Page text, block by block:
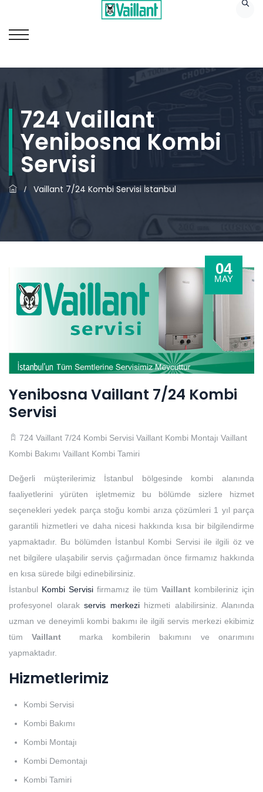
724 Vaillant
Yenibosna Kombi
Servisi
/ Vaillant 7/24 Kombi Servisi İstanbul
04
MAY
Yenibosna Vaillant 7/24 Kombi
Servisi
724 Vaillant 7/24 Kombi Servisi Vaillant Kombi Montajı Vaillant
Kombi Bakımı Vaillant Kombi Tamiri
Değerli müşterilerimiz İstanbul bölgesinde kombi alanında
faaliyetlerini yürüten işletmemiz bu bölümde sizlere hizmet
seçenekleri yedek parça stoğu kombi arıza çözümleri 1 yıl parça
garantili hizmetleri ve daha nicesi hakkında kısa bir bilgilendirme
yapmaktadır. Bu bölümden İstanbul Kombi Servisi ile ilgili öz ve
net bilgilere ulaşabilir servis çağırmadan önce firmamız hakkında
en kısa sürede bilgi edinebilirsiniz.
İstanbul Kombi Servisi firmamız ile tümVaillant kombileriniz için
profesyonel olarak servis merkezihizmeti alabilirsiniz. Alanında
uzman ve deneyimli kombi bakımı ile ilgili servis merkezi ekibimiz
tümVaillant marka kombilerin bakımını ve onarımını
yapmaktadır.
Hizmetlerimiz
Kombi Servisi
Kombi Bakımı
Kombi Montajı
Kombi Demontajı
Kombi Tamiri